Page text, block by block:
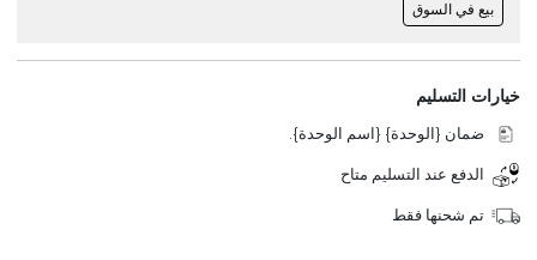
بيع في السوق
خيارات التسليم
ضمان {الوحدة} {اسم الوحدة}.
الدفع عند التسليم متاح
تم شحنها فقط